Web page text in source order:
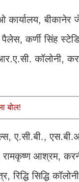
कार्यालय,
कर्णी सिंह
कॉलोनी,
बोल!
ए.सी.बी.,
आश्रम,
रिद्धि सिद्धि